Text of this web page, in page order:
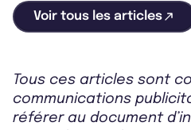
Voir tous les articles
Tous ces articles sont
communications
référer au document